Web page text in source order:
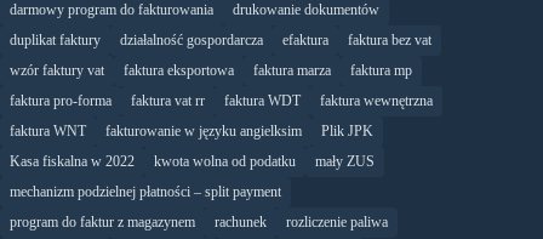
darmowy program do fakturowania
drukowanie dokumentów
duplikat faktury
działalność gospordarcza efaktura
faktura bez vat
wzór faktury vat
faktura eksportowa faktura marza
faktura mp
faktura pro-forma
faktura vat rr faktura WDT
faktura wewnętrzna
faktura WNT
fakturowanie w języku angielksim
Plik JPK
Kasa fiskalna w 2022
kwota wolna od podatku
mały ZUS
mechanizm podzielnej płatności – split payment
program do faktur z magazynem
rachunek
rozliczenie paliwa